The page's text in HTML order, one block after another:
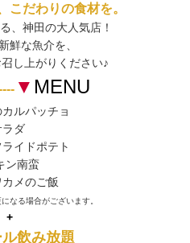
こだわりの食材を。
、神田の大人気店！
鮮な魚介を、
し上がりください♪
▼ MENU
カルパッチョ
ーサラダ
ライドポテト
キン南蛮
カメのご飯
なる場合がございます。
+
飲み放題